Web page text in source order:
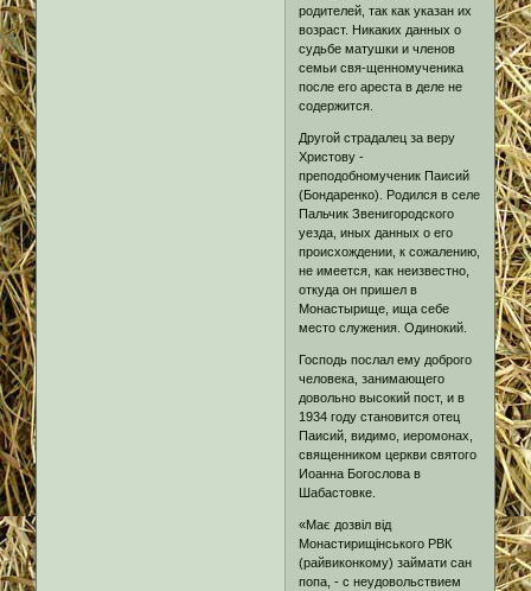
родителей, так как указан их
возраст. Никаких данных о
судьбе матушки и членов
семьи свя-щенномученика
после его ареста в деле не
содержится.
Другой страдалец за веру
Христову -
преподобномученик Паисий
(Бондаренко). Родился в селе
Пальчик Звенигородского
уезда, иных данных о его
происхождении, к сожалению,
не имеется, как неизвестно,
откуда он пришел в
Монастырище, ища себе
место служения. Одинокий.
Господь послал ему доброго
человека, занимающего
довольно высокий пост, и в
1934 году становится отец
Паисий, видимо, иеромонах,
священником церкви святого
Иоанна Богослова в
Шабастовке.
«Має дозвіл від
Монастирищінського РВК
(райвиконкому) займати сан
попа, - с неудовольствием